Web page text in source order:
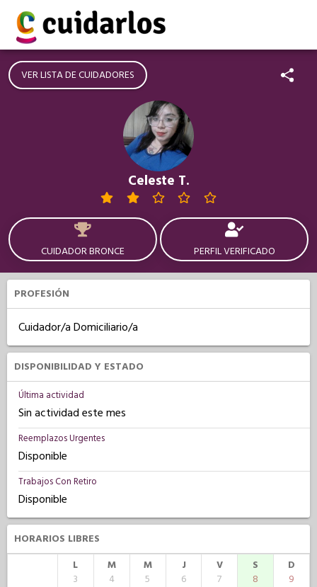
VER LISTA DE CUIDADORES
Celeste T.
CUIDADOR BRONCE PERFIL VERIFICADO
PROFESIÓN
Cuidador/a Domiciliario/a
DISPONIBILIDAD Y ESTADO
Última actividad
Sin actividad este mes
Reemplazos Urgentes
Disponible
Trabajos Con Retiro
Disponible
HORARIOS LIBRES
L
3
M
4
M
5
J
6
V
7
S
8
D
9